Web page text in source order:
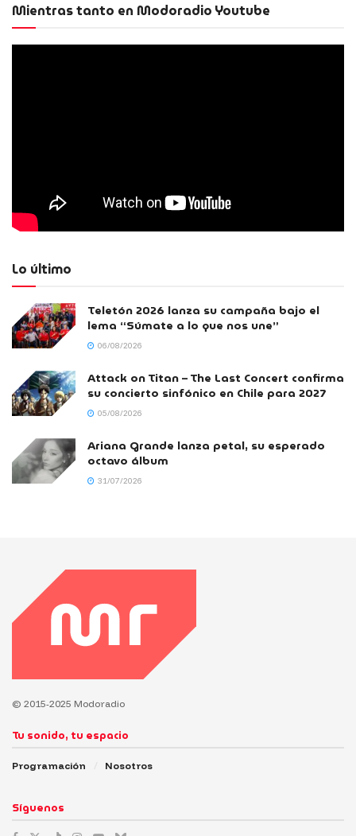
Mientras tanto en Modoradio Youtube
Lo último
Teletón 2026 lanza su campaña bajo el
lema “Súmate a lo que nos une”
06/08/2026
Attack on Titan – The Last Concert confirma
su concierto sinfónico en Chile para 2027
05/08/2026
Ariana Grande lanza petal, su esperado
octavo álbum
31/07/2026
© 2015-2025 Modoradio
Tu sonido, tu espacio
Programación Nosotros
Síguenos